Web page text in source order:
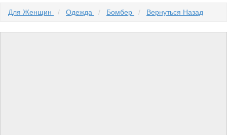
Для Женщин / Одежда / Бомбер / Вернуться Назад